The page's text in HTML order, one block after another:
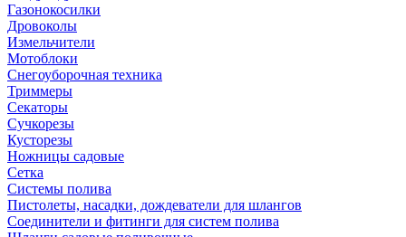
Газонокосилки
Дровоколы
Измельчители
Мотоблоки
Снегоуборочная техника
Триммеры
Секаторы
Сучкорезы
Кусторезы
Ножницы садовые
Сетка
Системы полива
Пистолеты, насадки, дождеватели для шлангов
Соединители и фитинги для систем полива